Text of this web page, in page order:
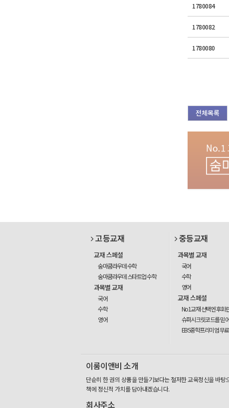
1780084
1780082
1780080
전체목록
고등교재
교재 스페셜
숨마쿰라우데 수학
숨마쿰라우데 스타트업 수학
과목별 교재
국어
수학
영어
중등교재
과목별 교재
국어
수학
영어
교재 스페셜
No1교재 선택엔 후회
슈퍼시크릿코드를 믿
EBS중학프리미엄 무
이룸이앤비 소개
단순히 한 권의 상품을 만들기보다는 철저한 교육정신을 바탕
책에 정신적 가치를 담아내겠습니다.
회사주소